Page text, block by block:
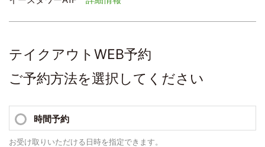
テイクアウトWEB予約
ご予約方法を選択してください
時間予約
お受け取りいただける日時を指定できます。